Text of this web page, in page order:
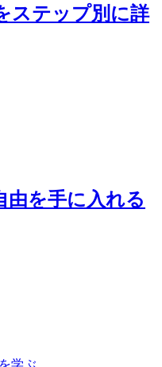
ステップ別に詳
由を手に入れる
学ぶ